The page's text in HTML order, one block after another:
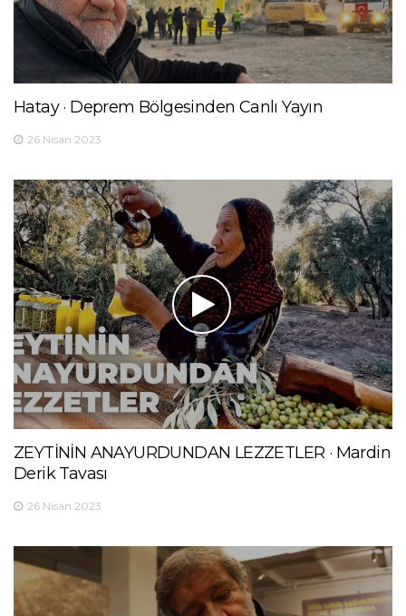
Hatay · Deprem Bölgesinden Canlı Yayın
26 Nisan 2023
ZEYTİNİN ANAYURDUNDAN LEZZETLER · Mardin
Derik Tavası
26 Nisan 2023